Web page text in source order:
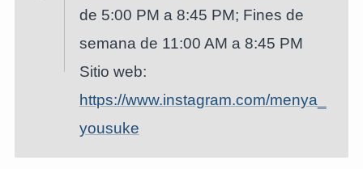
de 5:00 PM a 8:45 PM; Fines de
semana de 11:00 AM a 8:45 PM
Sitio web:
https://www.instagram.com/menya_
yousuke